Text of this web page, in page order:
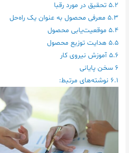
5.2 تحقیق در مورد رقبا
5.3 معرفی محصول به عنوان یک راه‌حل
5.4 موقعیت‌یابی محصول
5.5 هدایت توزیع محصول
5.6 آموزش نیروی کار
6 سخن پایانی
6.1 نوشته‌های مرتبط: